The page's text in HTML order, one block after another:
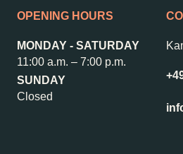
OPENING HOURS
MONDAY - SATURDAY
11:00 a.m. – 7:00 p.m.
SUNDAY
Closed